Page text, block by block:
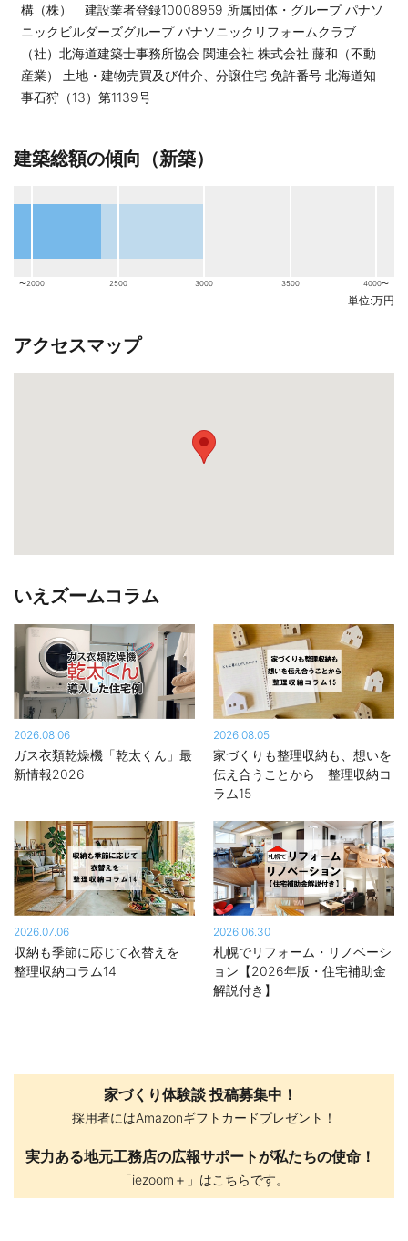
構（株） 建設業者登録10008959 所属団体・グループ パナソ
ニックビルダーズグループ パナソニックリフォームクラブ
（社）北海道建築士事務所協会 関連会社 株式会社 藤和（不動
産業） 土地・建物売買及び仲介、分譲住宅 免許番号 北海道知
事石狩（13）第1139号
建築総額の傾向（新築）
〜2000 2500 3000 3500 4000〜
単位:万円
アクセスマップ
いえズームコラム
2026.08.06
ガス衣類乾燥機「乾太くん」最
新情報2026
2026.08.05
家づくりも整理収納も、想いを
伝え合うことから 整理収納コ
ラム15
2026.07.06
収納も季節に応じて衣替えを
整理収納コラム14
2026.06.30
札幌でリフォーム・リノベーシ
ョン【2026年版・住宅補助金
解説付き】
家づくり体験談 投稿募集中！
採用者にはAmazonギフトカードプレゼント！
実力ある地元工務店の広報サポートが私たちの使命！
「iezoom＋」はこちらです。